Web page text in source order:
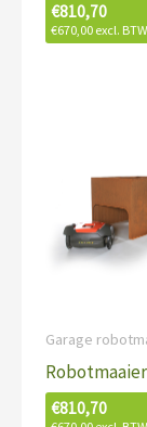
€810,70
€670,00 excl. BTW
Garage
€810,70